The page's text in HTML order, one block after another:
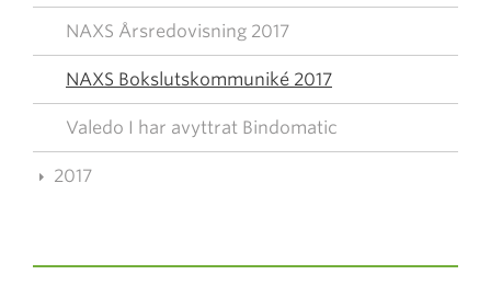
NAXS Årsredovisning 2017
NAXS Bokslutskommuniké 2017
Valedo I har avyttrat Bindomatic
2017